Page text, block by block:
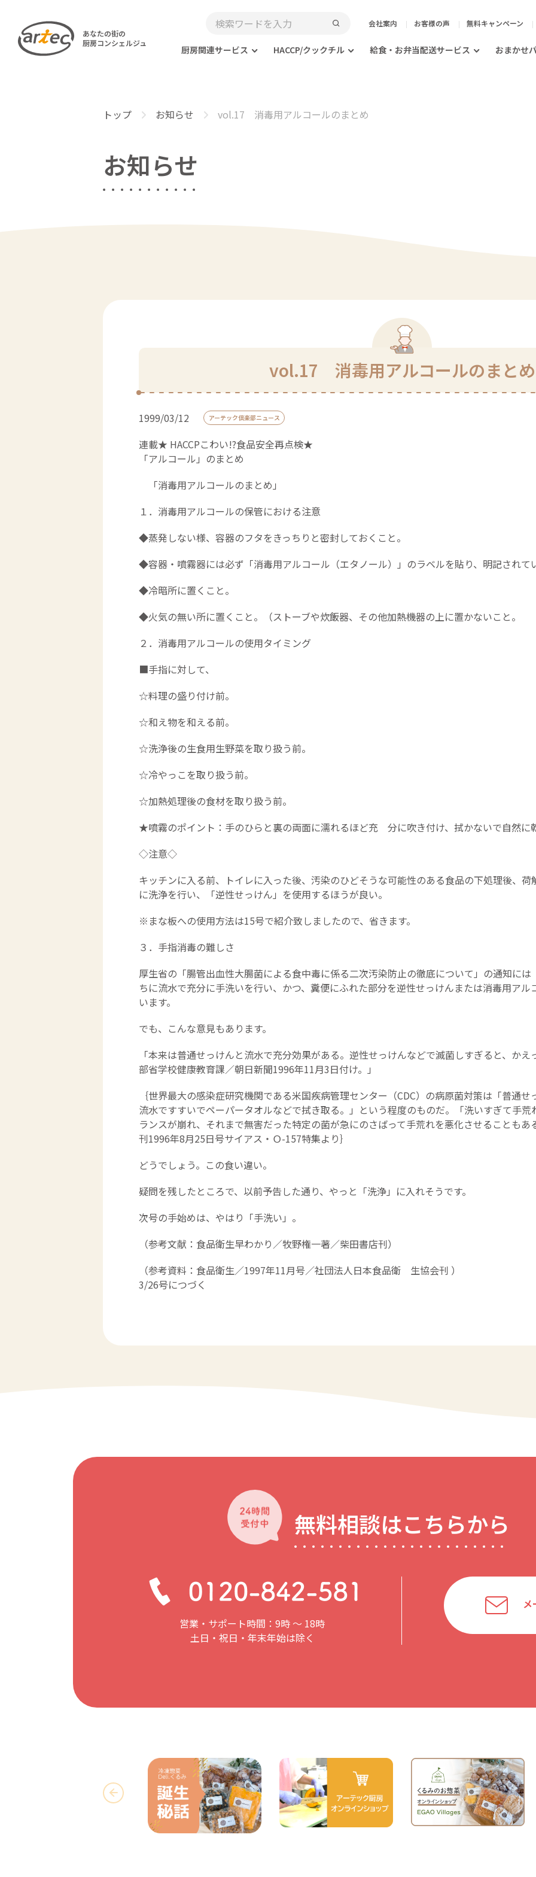
あなたの街の
厨房コンシェルジュ
会社案内 お客様の声 無料キャンペーン
厨房関連サービス HACCP/クックチル 給食・お弁当配送サービス おまかせ
トップ お知らせ vol.17 消毒用アルコールのまとめ
お知らせ
vol.17 消毒用アルコールのまとめ
1999/03/12 アーテック倶楽部ニュース
連載★ HACCPこわい!?食品安全再点検★
「アルコール」のまとめ
「消毒用アルコールのまとめ」
１．消毒用アルコールの保管における注意
◆蒸発しない様、容器のフタをきっちりと密封しておくこと。
◆容器・噴霧器には必ず「消毒用アルコール（エタノール）」のラベルを貼り、明記されて
◆冷暗所に置くこと。
◆火気の無い所に置くこと。（ストーブや炊飯器、その他加熱機器の上に置かないこと。
２．消毒用アルコールの使用タイミング
■手指に対して、
☆料理の盛り付け前。
☆和え物を和える前。
☆洗浄後の生食用生野菜を取り扱う前。
☆冷やっこを取り扱う前。
☆加熱処理後の食材を取り扱う前。
★噴霧のポイント：手のひらと裏の両面に濡れるほど充 分に吹き付け、拭かないで自然に
◇注意◇
キッチンに入る前、トイレに入った後、汚染のひどそうな可能性のある食品の下処理後、
に洗浄を行い、「逆性せっけん」を使用するほうが良い。
※まな板への使用方法は15号で紹介致しましたので、省きます。
３．手指消毒の難しさ
厚生省の「腸管出血性大腸菌による食中毒に係る二次汚染防止の徹底について」の通知に
ちに流水で充分に手洗いを行い、かつ、糞便にふれた部分を逆性せっけんまたは消毒用アル
います。
でも、こんな意見もあります。
「本来は普通せっけんと流水で充分効果がある。逆性せっけんなどで滅菌しすぎると、か
部省学校健康教育課／朝日新聞1996年11月3日付け。」
｛世界最大の感染症研究機関である米国疾病管理センター（CDC）の病原菌対策は「普通せ
流水ですすいでペーパータオルなどで拭き取る。」という程度のものだ。「洗いすぎて手
ランスが崩れ、それまで無害だった特定の菌が急にのさばって手荒れを悪化させることも
刊1996年8月25日号サイアス・Ｏ-157特集より｝
どうでしょう。この食い違い。
疑問を残したところで、以前予告した通り、やっと「洗浄」に入れそうです。
次号の手始めは、やはり「手洗い」。
（参考文献：食品衛生早わかり／牧野権一著／柴田書店刊）
（参考資料：食品衛生／1997年11月号／社団法人日本食品衛 生協会刊 ）
3/26号につづく
無料相談はこちらから
営業・サポート時間：9時 〜 18時
土日・祝日・年末年始は除く
メ